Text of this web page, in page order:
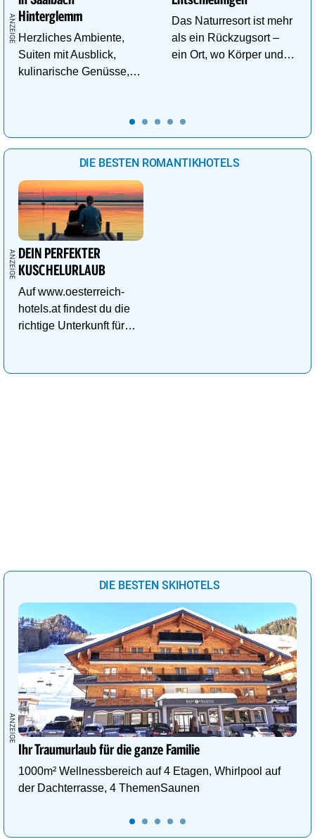
Hinterglemm
Herzliches Ambiente,
Suiten mit Ausblick,
kulinarische Genüsse,
Das Naturresort ist mehr
als ein Rückzugsort –
ein Ort, wo Körper und
DIE BESTEN ROMANTIKHOTELS
DEIN PERFEKTER
KUSCHELURLAUB
Auf www.oesterreich-
hotels.at findest du die
richtige Unterkunft für
DIE BESTEN SKIHOTELS
Ihr Traumurlaub für die ganze Familie
1000m² Wellnessbereich auf 4 Etagen, Whirlpool auf
der Dachterrasse, 4 ThemenSaunen